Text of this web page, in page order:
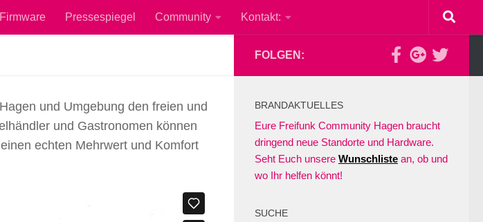
Firmware Pressespiegel Community Kontakt:
und Umgebung den freien und
und Gastronomen können
echten Mehrwert und Komfort
FOLGEN:
BRANDAKTUELLES
Eure Freifunk Community Hagen braucht
dringend neue Standorte und Hardware.
Seht Euch unsere Wunschliste an, ob und
wo Ihr helfen könnt!
SUCHE